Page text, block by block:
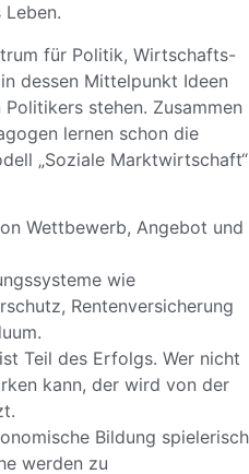
für Politik, Wirtschafts-
dessen Mittelpunkt Ideen
stehen. Zusammen
lernen schon die
„Soziale Marktwirtschaft“
Wettbewerb, Angebot und
wie
Rentenversicherung
Teil des Erfolgs. Wer nicht
kann, der wird von der
Bildung spielerisch
werden zu